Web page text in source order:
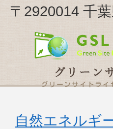
〒2920014 千
自然エネルギ